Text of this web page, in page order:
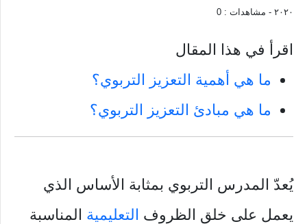
٢٠٢٠ - مشاهدات : 0
اقرأ في هذا المقال
ما هي أهمية التعزيز التربوي؟
ما هي مبادئ التعزيز التربوي؟
يُعدّ المدرس التربوي بمثابة الأساس الذي
يعمل على خلق الظروف التعليمية المناسبة